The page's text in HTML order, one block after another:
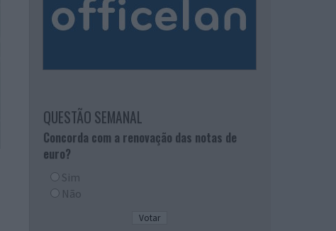
QUESTÃO SEMANAL
Concorda com a renovação das notas de
euro?
Sim
Não